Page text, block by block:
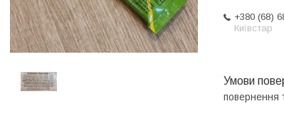
+380 (68)
Київстар
повернення